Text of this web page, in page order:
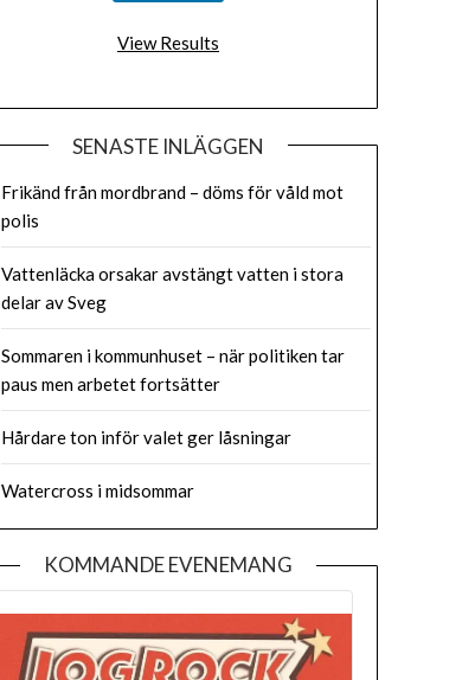
View Results
SENASTE INLÄGGEN
Frikänd från mordbrand – döms för våld mot
polis
Vattenläcka orsakar avstängt vatten i stora
delar av Sveg
Sommaren i kommunhuset – när politiken tar
paus men arbetet fortsätter
Hårdare ton inför valet ger låsningar
Watercross i midsommar
KOMMANDE EVENEMANG